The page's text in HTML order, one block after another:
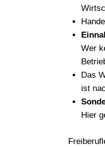
Wer
Das
ist
Hier